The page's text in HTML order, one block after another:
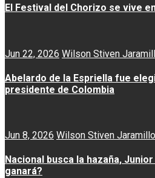
El Festival del Chorizo se vive
Jun 22, 2026 Wilson Stiven
Abelardo de la Espriella fue
presidente de Colombia
Jun 8, 2026 Wilson Stiven
Nacional busca la hazaña,
ganará?